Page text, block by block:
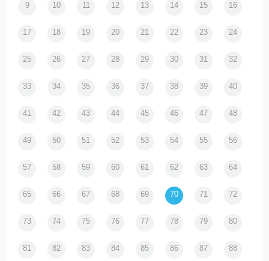
9 10 11 12 13 14 15 16
17 18 19 20 21 22 23 24
25 26 27 28 29 30 31 32
33 34 35 36 37 38 39 40
41 42 43 44 45 46 47 48
49 50 51 52 53 54 55 56
57 58 59 60 61 62 63 64
65 66 67 68 69 70 71 72
73 74 75 76 77 78 79 80
81 82 83 84 85 86 87 88